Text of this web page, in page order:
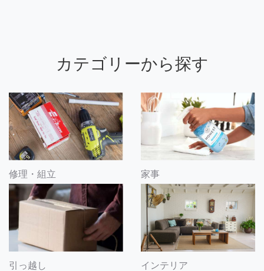
カテゴリーから探す
修理・組立 家事
引っ越し インテリア